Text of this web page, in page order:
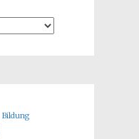
Bildung